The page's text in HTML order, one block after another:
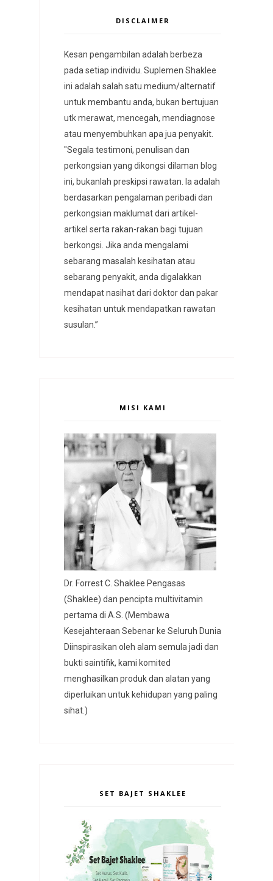
DISCLAIMER
Kesan pengambilan adalah berbeza
pada setiap individu. Suplemen Shaklee
ini adalah salah satu medium/alternatif
untuk membantu anda, bukan bertujuan
utk merawat, mencegah, mendiagnose
atau menyembuhkan apa jua penyakit.
"Segala testimoni, penulisan dan
perkongsian yang dikongsi dilaman blog
ini, bukanlah preskipsi rawatan. Ia adalah
berdasarkan pengalaman peribadi dan
perkongsian maklumat dari artikel-
artikel serta rakan-rakan bagi tujuan
berkongsi. Jika anda mengalami
sebarang masalah kesihatan atau
sebarang penyakit, anda digalakkan
mendapat nasihat dari doktor dan pakar
kesihatan untuk mendapatkan rawatan
susulan.”
MISI KAMI
Dr. Forrest C. Shaklee Pengasas
(Shaklee) dan pencipta multivitamin
pertama di A.S. (Membawa
Kesejahteraan Sebenar ke Seluruh Dunia
Diinspirasikan oleh alam semula jadi dan
bukti saintifik, kami komited
menghasilkan produk dan alatan yang
diperluikan untuk kehidupan yang paling
sihat.)
SET BAJET SHAKLEE